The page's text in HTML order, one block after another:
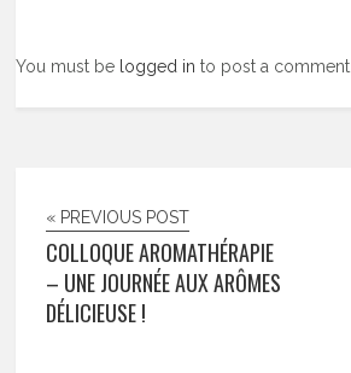
You must be logged in to post a comment.
« PREVIOUS POST
COLLOQUE AROMATHÉRAPIE
– UNE JOURNÉE AUX ARÔMES
DÉLICIEUSE !